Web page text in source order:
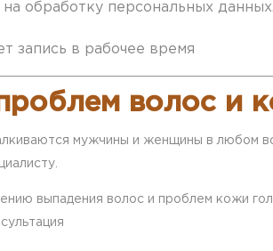
обработку персональных данных.
запись в рабочее время
волос и
мужчины и женщины в любом
выпадения волос и проблем кожи